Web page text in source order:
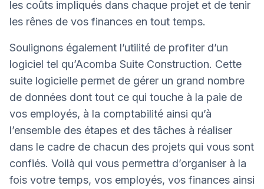
les coûts impliqués dans chaque projet et de tenir
les rênes de vos finances en tout temps.
Soulignons également l’utilité de profiter d’un
logiciel tel qu’Acomba Suite Construction. Cette
suite logicielle permet de gérer un grand nombre
de données dont tout ce qui touche à la paie de
vos employés, à la comptabilité ainsi qu’à
l’ensemble des étapes et des tâches à réaliser
dans le cadre de chacun des projets qui vous sont
confiés. Voilà qui vous permettra d’organiser à la
fois votre temps, vos employés, vos finances ainsi